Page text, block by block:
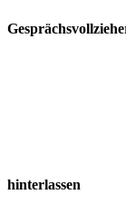
hinterlassen